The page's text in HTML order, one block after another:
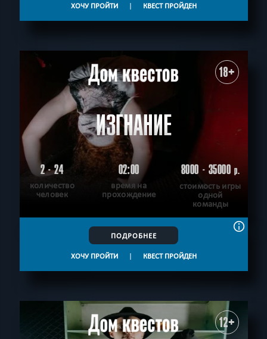
ХОЧУ ПРОЙТИ | КВЕСТ ПРОЙДЕН
18+
ИЗГНАНИЕ
2 - 24
количество
человек
02:00
время на
прохождение
8000 - 35000р.
стоимость игры
одной
команды
ПОДРОБНЕЕ
ХОЧУ ПРОЙТИ | КВЕСТ ПРОЙДЕН
12+